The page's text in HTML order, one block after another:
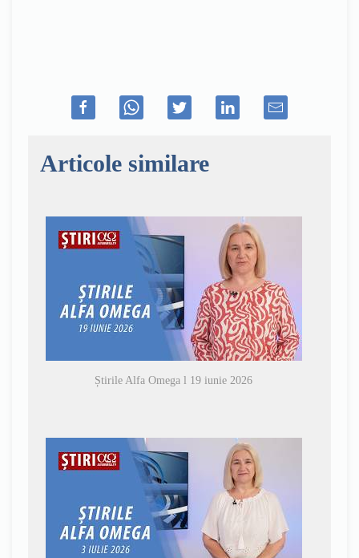
Articole similare
Știrile Alfa Omega l 19 iunie 2026